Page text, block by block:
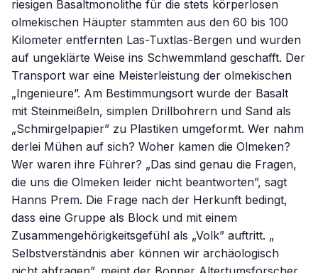
riesigen Basaltmonolithe für die stets körperlosen
olmekischen Häupter stammten aus den 60 bis 100
Kilometer entfernten Las-Tuxtlas-Bergen und wurden
auf ungeklärte Weise ins Schwemmland geschafft. Der
Transport war eine Meisterleistung der olmekischen
„Ingenieure”. Am Bestimmungsort wurde der Basalt
mit Steinmeißeln, simplen Drillbohrern und Sand als
„Schmirgelpapier” zu Plastiken umgeformt. Wer nahm
derlei Mühen auf sich? Woher kamen die Olmeken?
Wer waren ihre Führer? „Das sind genau die Fragen,
die uns die Olmeken leider nicht beantworten”, sagt
Hanns Prem. Die Frage nach der Herkunft bedingt,
dass eine Gruppe als Block und mit einem
Zusammengehörigkeitsgefühl als „Volk” auftritt. „
Selbstverständnis aber können wir archäologisch